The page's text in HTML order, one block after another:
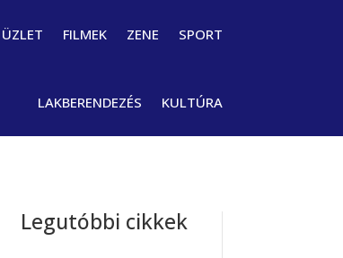
ÜZLET FILMEK ZENE SPORT
LAKBERENDEZÉS KULTÚRA
Legutóbbi cikkek